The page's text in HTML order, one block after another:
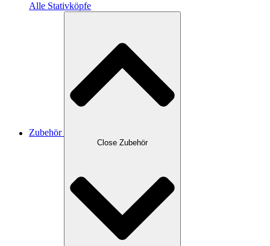
Alle Stativköpfe
Zubehör
Close Zubehör